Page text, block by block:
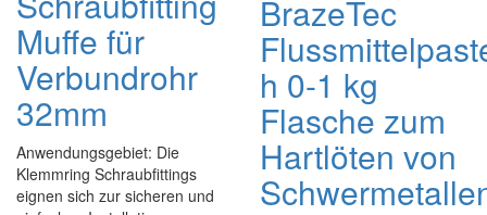
Muffe für
Verbundrohr
32mm
Anwendungsgebiet: Die
Klemmring Schraubfittings
eignen sich zur sicheren und
BrazeTec
h 0-1 kg
Flasche zum
Hartlöten von